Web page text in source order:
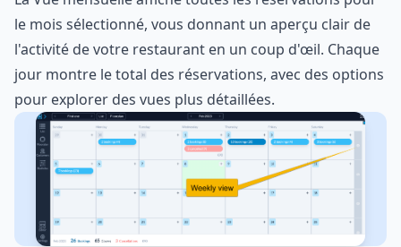
le mois sélectionné, vous donnant un aperçu clair de
l'activité de votre restaurant en un coup d'œil. Chaque
jour montre le total des réservations, avec des options
pour explorer des vues plus détaillées.